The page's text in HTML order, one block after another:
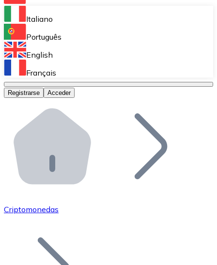
Bitnovo Ramp
Integra nuestra solución en tu plataforma.
Bitnovo Giftcards
Bitnovo OTC
Bitnovo ATM
Integra un ATM Bitnovo en tu negocio y permite que
Bitnovo API
Integra nuestra API en tu ecosistema.
Únete a nuestra red de distribuidores.
Añade tu proyecto a nuestro ecosistema.
Italiano
Português
English
Français
Registrarse Acceder
Criptomonedas